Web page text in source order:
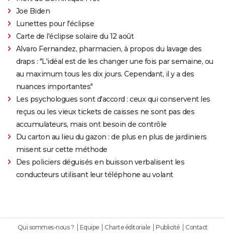
Joe Biden
Lunettes pour l'éclipse
Carte de l'éclipse solaire du 12 août
Alvaro Fernandez, pharmacien, à propos du lavage des
draps : "L'idéal est de les changer une fois par semaine, ou
au maximum tous les dix jours. Cependant, il y a des
nuances importantes"
Les psychologues sont d'accord : ceux qui conservent les
reçus ou les vieux tickets de caisses ne sont pas des
accumulateurs, mais ont besoin de contrôle
Du carton au lieu du gazon : de plus en plus de jardiniers
misent sur cette méthode
Des policiers déguisés en buisson verbalisent les
conducteurs utilisant leur téléphone au volant
Qui sommes-nous ? Equipe Charte éditoriale Publicité Contact